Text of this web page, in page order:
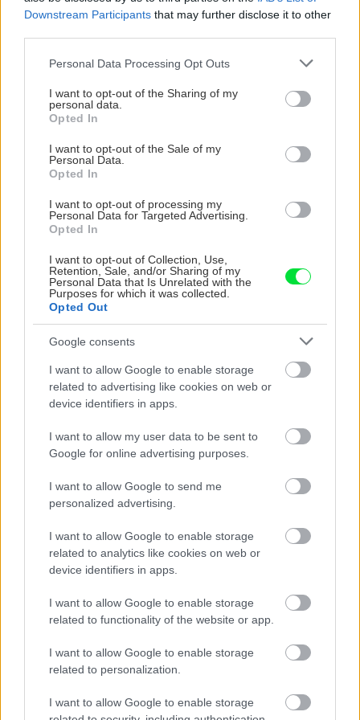
Downstream Participants that may further disclose it to other
Please note that this website/app uses one or more Google
not limited to your visit or usage behaviour. You may click to
grant or deny consent to Google and its third-party tags to
use your data for below specified purposes in below Google
consent section.
Personal Data Processing Opt Outs
I want to opt-out of the Sharing of my
personal data.
Opted In
I want to opt-out of the Sale of my
Personal Data.
Opted In
I want to opt-out of processing my
Personal Data for Targeted Advertising.
Opted In
I want to opt-out of Collection, Use,
Retention, Sale, and/or Sharing of my
Personal Data that Is Unrelated with the
Purposes for which it was collected.
Opted Out
Google consents
I want to allow Google to enable storage
related to advertising like cookies on web or
device identifiers in apps.
I want to allow my user data to be sent to
Google for online advertising purposes.
I want to allow Google to send me
personalized advertising.
I want to allow Google to enable storage
related to analytics like cookies on web or
device identifiers in apps.
I want to allow Google to enable storage
related to functionality of the website or app.
I want to allow Google to enable storage
related to personalization.
I want to allow Google to enable storage
CHALUPA
Na Morave prerobila
nepoznanie: Keď
vojdete dnu, zabudnete,
že nie ste v Toskánsku
Slovák sa nebál a v
Čičmanoch si postavil
montovaný domček v
Temné stránky chalúp:
10 najčastejších
vás môžu nepríjemne
prekvapiť
Žena, búracie kladivo a
premena zrubu z roku
1654 sa nevidí každý
deň!
DOM